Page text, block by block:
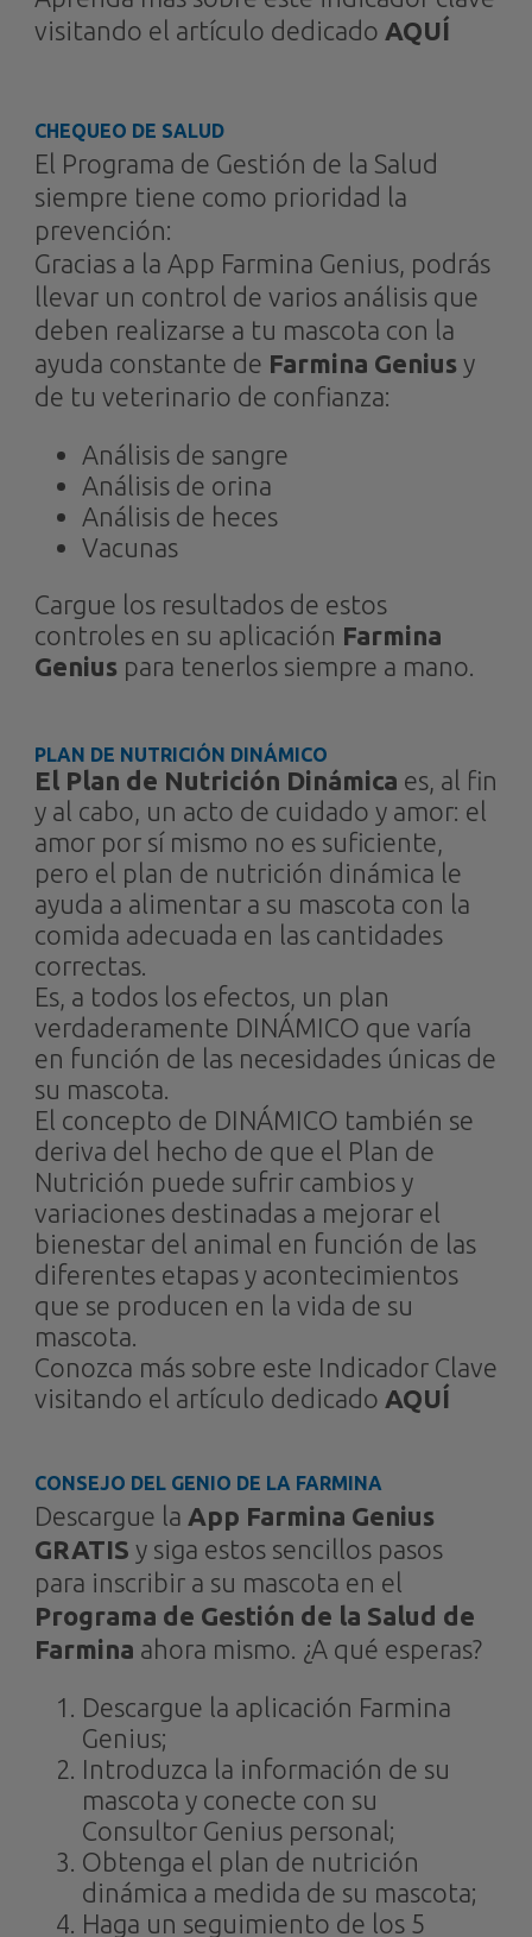
visitando el artículo dedicado AQUÍ
CHEQUEO DE SALUD
El Programa de Gestión de la Salud
siempre tiene como prioridad la
prevención:
Gracias a la App Farmina Genius, podrás
llevar un control de varios análisis que
deben realizarse a tu mascota con la
ayuda constante de Farmina Geniusy
de tu veterinario de confianza:
Análisis de sangre
Análisis de orina
Análisis de heces
Vacunas
Cargue los resultados de estos
controles en su aplicación Farmina
Geniuspara tenerlos siempre a mano.
PLAN DE NUTRICIÓN DINÁMICO
El Plan de Nutrición Dinámica es, al fin
y al cabo, un acto de cuidado y amor: el
amor por sí mismo no es suficiente,
pero el plan de nutrición dinámica le
ayuda a alimentar a su mascota con la
comida adecuada en las cantidades
correctas.
Es, a todos los efectos, un plan
verdaderamente DINÁMICO que varía
en función de las necesidades únicas de
su mascota.
El concepto de DINÁMICO también se
deriva del hecho de que el Plan de
Nutrición puede sufrir cambios y
variaciones destinadas a mejorar el
bienestar del animal en función de las
diferentes etapas y acontecimientos
que se producen en la vida de su
mascota.
Conozca más sobre este Indicador Clave
visitando el artículo dedicado AQUÍ
CONSEJO DEL GENIO DE LA FARMINA
Descargue la App Farmina Genius
GRATIS y siga estos sencillos pasos
para inscribir a su mascota en el
Programa de Gestión de la Salud de
Farmina ahora mismo. ¿A qué esperas?
Descargue la aplicación Farmina
Genius;
Introduzca la información de su
mascota y conecte con su
Consultor Genius personal;
Obtenga el plan de nutrición
dinámica a medida de su mascota;
Haga un seguimiento de los 5